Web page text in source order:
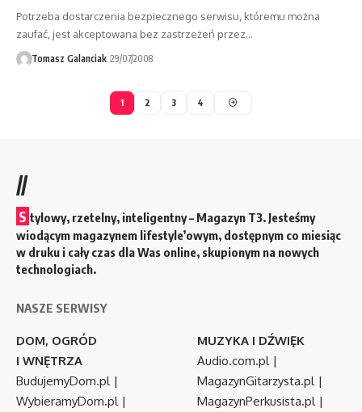
Potrzeba dostarczenia bezpiecznego serwisu, któremu można
zaufać, jest akceptowana bez zastrzeżeń przez…
Tomasz Galanciak 29/07/2008
1 2 3 4
//
S tylowy, rzetelny, inteligentny – Magazyn T3. Jesteśmy
wiodącym magazynem lifestyle’owym, dostępnym co miesiąc
w druku i cały czas dla Was online, skupionym na nowych
technologiach.
NASZE SERWISY
DOM, OGRÓD
I WNĘTRZA
BudujemyDom.pl |
WybieramyDom.pl |
MUZYKA I DŹWIĘK
Audio.com.pl |
MagazynGitarzysta.pl |
MagazynPerkusista.pl |